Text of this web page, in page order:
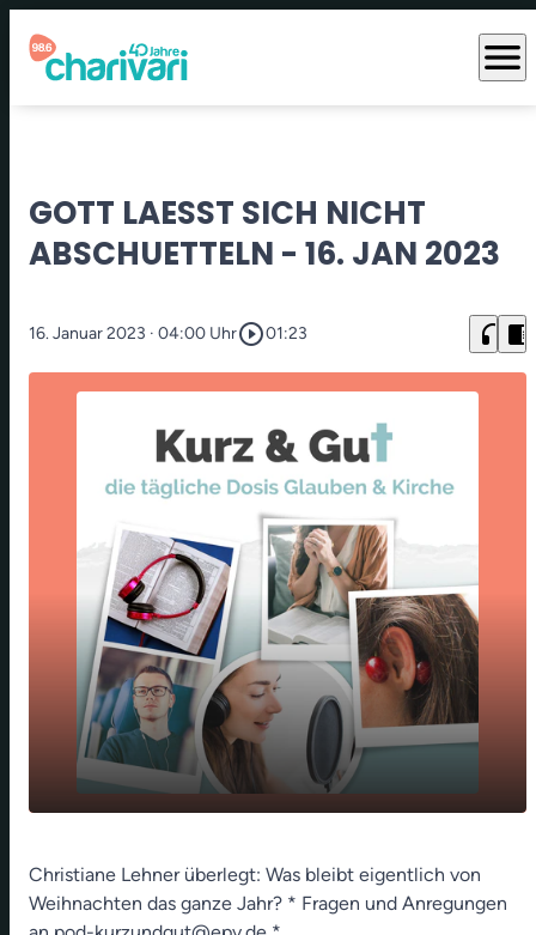
menu
GOTT LAESST SICH NICHT
ABSCHUETTELN - 16. JAN 2023
16. Januar 2023 · 04:00 Uhrplay_circle_outline01:23 headphones chrome_reader_mode
play_arrow 2023
00:00 01:23
Christiane Lehner überlegt: Was bleibt eigentlich von
Weihnachten das ganze Jahr? * Fragen und Anregungen